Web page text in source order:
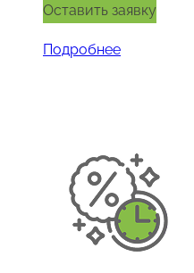
Оставить заявку
Подробнее